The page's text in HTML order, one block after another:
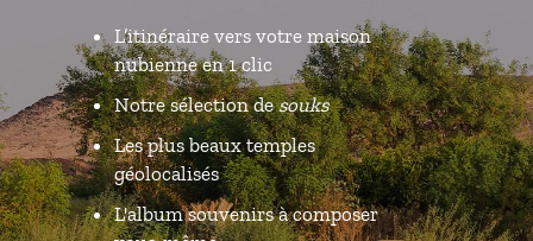
L’itinéraire vers votre maison
nubienne en 1 clic
Notre sélection desouks
Les plus beaux temples
géolocalisés
L'album souvenirs à composer